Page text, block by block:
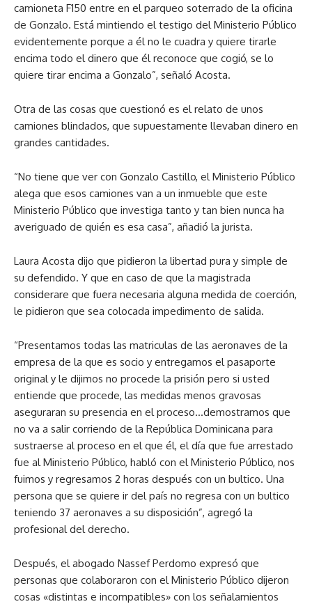
camioneta F150 entre en el parqueo soterrado de la oficina
de Gonzalo. Está mintiendo el testigo del Ministerio Público
evidentemente porque a él no le cuadra y quiere tirarle
encima todo el dinero que él reconoce que cogió, se lo
quiere tirar encima a Gonzalo”, señaló Acosta.
Otra de las cosas que cuestionó es el relato de unos
camiones blindados, que supuestamente llevaban dinero en
grandes cantidades.
“No tiene que ver con Gonzalo Castillo, el Ministerio Público
alega que esos camiones van a un inmueble que este
Ministerio Público que investiga tanto y tan bien nunca ha
averiguado de quién es esa casa”, añadió la jurista.
Laura Acosta dijo que pidieron la libertad pura y simple de
su defendido. Y que en caso de que la magistrada
considerare que fuera necesaria alguna medida de coerción,
le pidieron que sea colocada impedimento de salida.
“Presentamos todas las matriculas de las aeronaves de la
empresa de la que es socio y entregamos el pasaporte
original y le dijimos no procede la prisión pero si usted
entiende que procede, las medidas menos gravosas
aseguraran su presencia en el proceso…demostramos que
no va a salir corriendo de la República Dominicana para
sustraerse al proceso en el que él, el día que fue arrestado
fue al Ministerio Público, habló con el Ministerio Público, nos
fuimos y regresamos 2 horas después con un bultico. Una
persona que se quiere ir del país no regresa con un bultico
teniendo 37 aeronaves a su disposición”, agregó la
profesional del derecho.
Después, el abogado Nassef Perdomo expresó que
personas que colaboraron con el Ministerio Público dijeron
cosas «distintas e incompatibles» con los señalamientos